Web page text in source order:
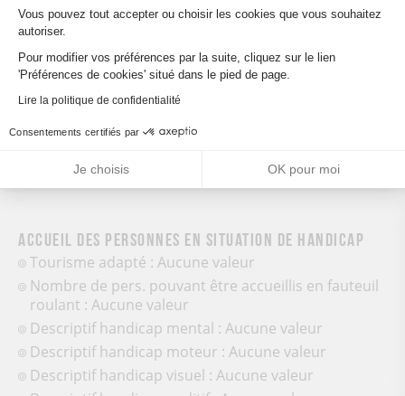
Animaux acceptés
Équipements
Aire de pique-nique
Accueil des personnes en situation de handicap
Tourisme adapté : Aucune valeur
Nombre de pers. pouvant être accueillis en fauteuil
roulant : Aucune valeur
Descriptif handicap mental : Aucune valeur
Descriptif handicap moteur : Aucune valeur
Descriptif handicap visuel : Aucune valeur
Vous pouvez tout accepter ou choisir les cookies que vous souhaitez
autoriser.
Pour modifier vos préférences par la suite, cliquez sur le lien
'Préférences de cookies' situé dans le pied de page.
Lire la politique de confidentialité
Consentements certifiés par
Je choisis OK pour moi